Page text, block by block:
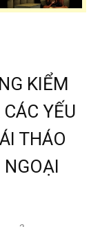
KIỂM
YẾU
THÁO